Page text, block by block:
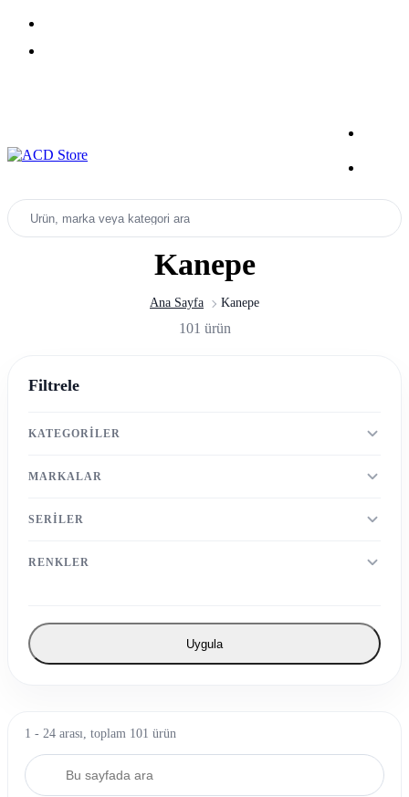
Ürün, marka veya kategori ara
Kanepe
Ana Sayfa Kanepe
101 ürün
Filtrele
KATEGORILER
MARKALAR
SERILER
RENKLER
Uygula
1 - 24 arası, toplam 101 ürün